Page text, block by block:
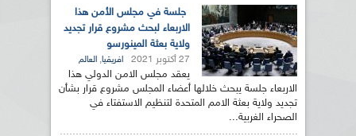
جلسة في مجلس الأمن هذا
الاربعاء لبحث مشروع قرار تجديد
ولاية بعثة المينورسو
27 أكتوبر 2021 افريقيا, العالم
يعقد مجلس الامن الدولي هذا
الاربعاء جلسة يبحث خلالها أعضاء المجلس مشروع قرار بشأن
تجديد ولاية بعثة الامم المتحدة لتنظيم الاستفتاء في
الصحراء الغربية...